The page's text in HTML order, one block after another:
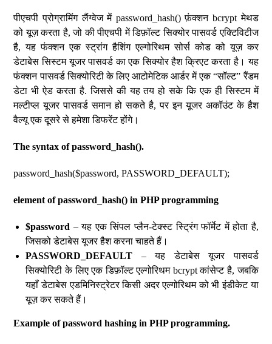
पीएचपी प्रोग्रामिंग लैंग्वेज में password_hash() फ़ंक्शन bcrypt मेथड
को यूज़ करता है, जो की पीएचपी में डिफ़ॉल्ट सिक्योर पासवर्ड एक्टिविटीज
है, यह फंक्शन एक स्ट्रांग हैशिंग एल्गोरिथम सोर्स कोड को यूज़ कर
डेटाबेस सिस्टम यूजर पासवर्ड का एक सिक्योर हैश क्रिएट करता है। यह
फंक्शन पासवर्ड सिक्योरिटी के लिए आटोमेटिक आर्डर में एक “सॉल्ट” रैंडम
डेटा भी ऐड करता है. जिससे की यह तय हो सके कि एक ही सिस्टम में
मल्टीप्ल यूजर पासवर्ड समान हो सकते है, पर इन यूजर अकॉउंट के हैश
वैल्यू एक दूसरे से हमेशा डिफरेंट होंगे।
The syntax of password_hash().
password_hash($password, PASSWORD_DEFAULT);
element of password_hash() in PHP programming
$password – यह एक सिंपल प्लैन-टेक्स्ट स्ट्रिंग फॉर्मेट में होता है,
जिसको डेटाबेस यूजर हैश करना चाहते हैं।
PASSWORD_DEFAULT – यह डेटाबेस यूजर पासवर्ड
सिक्योरिटी के लिए एक डिफ़ॉल्ट एल्गोरिथम bcrypt कांसेप्ट है, जबकि
यहाँ डेटाबेस एडमिनिस्ट्रेटर किसी अदर एल्गोरिथम को भी इंडीकेट या
यूज़ कर सकते हैं।
Example of password hashing in PHP programming.